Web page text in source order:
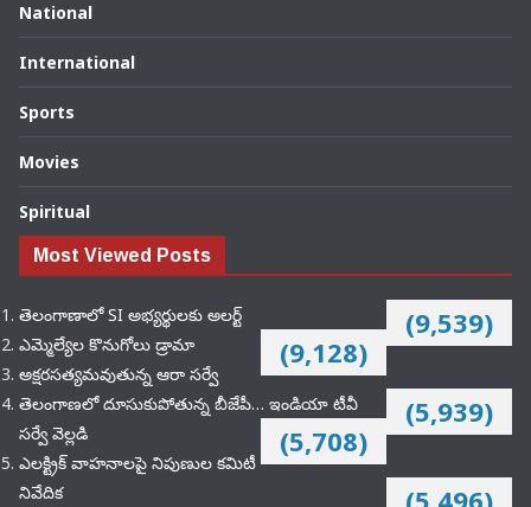
National
International
Sports
Movies
Spiritual
Most Viewed Posts
తెలంగాణాలో SI అభ్యర్థులకు అలర్ట్ (9,539)
ఎమ్మెల్యేల కొనుగోలు డ్రామా (9,128)
అక్షరసత్యమవుతున్న ఆరా సర్వే
(5,939)
తెలంగాణలో దూసుకుపోతున్న బీజేపీ… ఇండియా టీవీ
సర్వే వెల్లడి
(5,708)
ఎలక్ట్రిక్‌ వాహనాలపై నిపుణుల కమిటీ
నివేదిక